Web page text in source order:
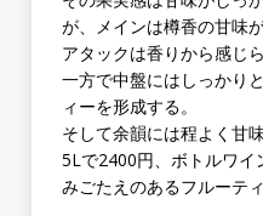
が、メインは樽香の甘味
アタックは香りから感じ
一方で中盤にはしっかり
ィーを形成する。
そして余韻には程よく甘
5Lで2400円、ボトルワイ
みごたえのあるフルーテ